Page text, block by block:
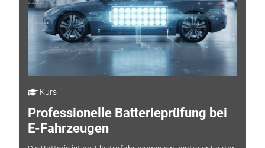
Kurs
Professionelle Batterieprüfung bei
E-Fahrzeugen